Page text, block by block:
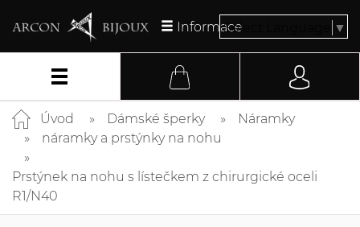
InformaceSelect Language ▼
Úvod Dámské šperky
Náramky
náramky a prstýnky na nohu
Prstýnek na nohu s lístečkem z chirurgické oceli
R1/N40